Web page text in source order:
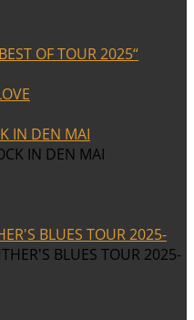
OF TOUR 2025“
IN DEN MAI
BLUES TOUR 2025-